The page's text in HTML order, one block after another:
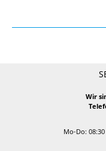
Wir
Mo-Do: